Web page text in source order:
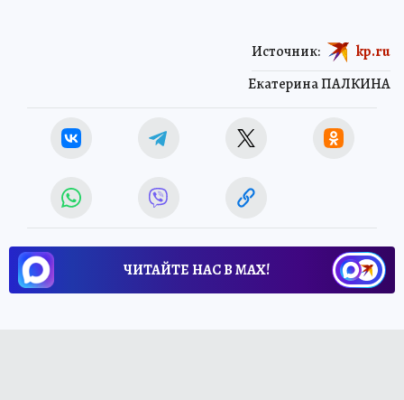
Екатерина ПАЛКИНА
Источник: kp.ru
ЧИТАЙТЕ НАС В МАХ!